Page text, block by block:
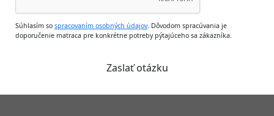
Súhlasím so spracovaním osobných údajov. Dôvodom spracúvania je
doporučenie matraca pre konkrétne potreby pýtajúceho sa zákazníka.